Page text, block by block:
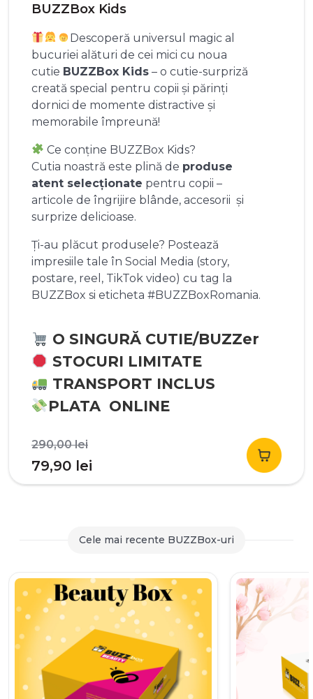
BUZZBox Kids
Descoperă universul magic al
bucuriei alături de cei mici cu noua
cutie BUZZBox Kids – o cutie-surpriză
creată special pentru copii și părinți
dornici de momente distractive și
memorabile împreună!
Ce conține BUZZBox Kids?
Cutia noastră este plină de produse
atent selecționate pentru copii –
articole de îngrijire blânde, accesorii și
surprize delicioase.
Ți-au plăcut produsele? Postează
impresiile tale în Social Media (story,
postare, reel, TikTok video) cu tag la
BUZZBox si eticheta #BUZZBoxRomania.
O SINGURĂ CUTIE/BUZZer
STOCURI LIMITATE
TRANSPORT INCLUS
PLATA ONLINE
290,00leiPrețul
inițial
a
290,00 lei.
79,90 lei
curent
79,90 lei.
Cele mai recente BUZZBox-uri